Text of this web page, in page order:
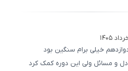
خیلی برام سنگین بود
و مسائل ولی این دوره کمک کرد